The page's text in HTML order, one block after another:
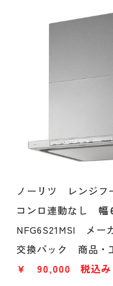
ノーリツ レンジフ
コンロ連動なし 幅
NFG6S21MSI メー
交換パック 商品・
￥ 90,000 税込み